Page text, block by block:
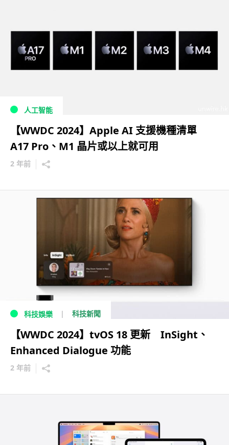
人工智能
【WWDC 2024】Apple AI 支援機種清單
A17 Pro、M1 晶片或以上就可用
2 年前
科技娛樂 科技新聞
【WWDC 2024】tvOS 18 更新 InSight、
Enhanced Dialogue 功能
2 年前